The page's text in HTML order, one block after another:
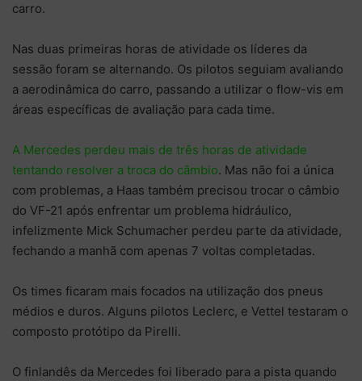
carro.
Nas duas primeiras horas de atividade os líderes da
sessão foram se alternando. Os pilotos seguiam avaliando
a aerodinâmica do carro, passando a utilizar o flow-vis em
áreas específicas de avaliação para cada time.
A Mercedes perdeu mais de três horas de atividade
tentando resolver a troca do câmbio. Mas não foi a única
com problemas, a Haas também precisou trocar o câmbio
do VF-21 após enfrentar um problema hidráulico,
infelizmente Mick Schumacher perdeu parte da atividade,
fechando a manhã com apenas 7 voltas completadas.
Os times ficaram mais focados na utilização dos pneus
médios e duros. Alguns pilotos Leclerc, e Vettel testaram o
composto protótipo da Pirelli.
O finlandês da Mercedes foi liberado para a pista quando